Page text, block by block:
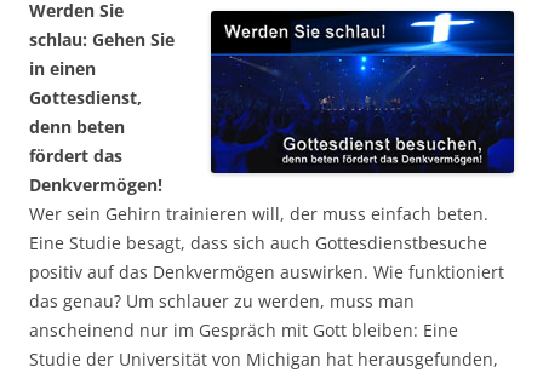
Werden Sie
schlau: Gehen Sie
in einen
Gottesdienst,
denn beten
fördert das
Denkvermögen!
Wer sein Gehirn trainieren will, der muss einfach beten.
Eine Studie besagt, dass sich auch Gottesdienstbesuche
positiv auf das Denkvermögen auswirken. Wie funktioniert
das genau? Um schlauer zu werden, muss man
anscheinend nur im Gespräch mit Gott bleiben: Eine
Studie der Universität von Michigan hat herausgefunden,